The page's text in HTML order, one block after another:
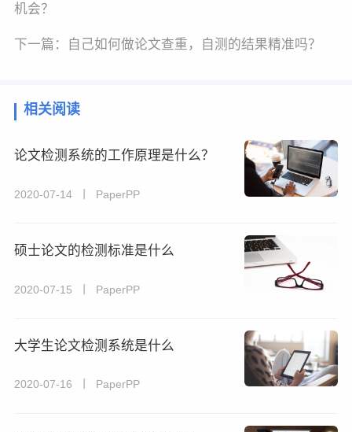
机会？
下一篇： 自己如何做论文查重，自测的结果精准吗？
相关阅读
论文检测系统的工作原理是什么？
2020-07-14 丨 PaperPP
硕士论文的检测标准是什么
2020-07-15 丨 PaperPP
大学生论文检测系统是什么
2020-07-16 丨 PaperPP